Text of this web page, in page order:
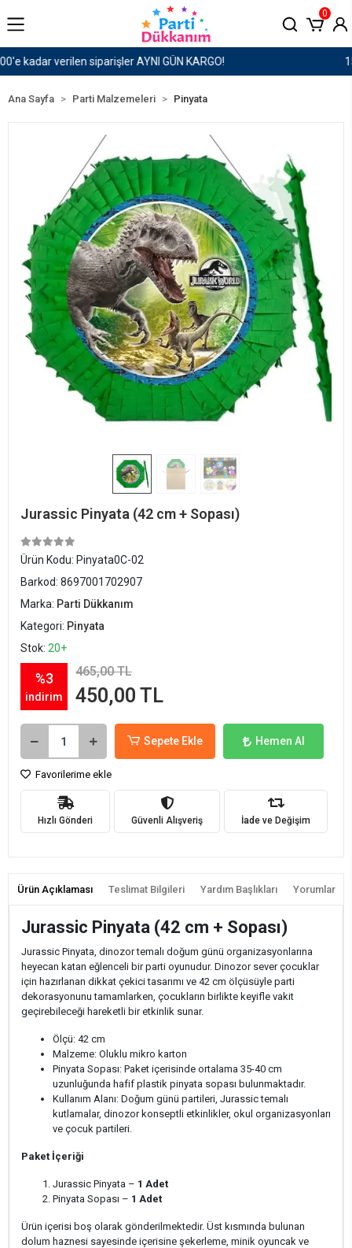
1500 TL ve Üzeri Kargo Ücretsiz!
0
Ana Sayfa Parti Malzemeleri Pinyata
Jurassic Pinyata (42 cm + Sopası)
Ürün Kodu: Pinyata0C-02
Barkod: 8697001702907
Marka: Parti Dükkanım
Kategori: Pinyata
Stok: 20+
%3
indirim
465,00 TL
450,00 TL
Sepete Ekle Hemen Al
Favorilerime ekle
Hızlı Gönderi Güvenli Alışveriş İade ve Değişim
Ürün Açıklaması Teslimat Bilgileri Yardım Başlıkları Yorumlar
Jurassic Pinyata (42 cm + Sopası)
Jurassic Pinyata, dinozor temalı doğum günü organizasyonlarına
heyecan katan eğlenceli bir parti oyunudur. Dinozor sever çocuklar
için hazırlanan dikkat çekici tasarımı ve 42 cm ölçüsüyle parti
dekorasyonunu tamamlarken, çocukların birlikte keyifle vakit
geçirebileceği hareketli bir etkinlik sunar.
Ölçü: 42 cm
Malzeme: Oluklu mikro karton
Pinyata Sopası: Paket içerisinde ortalama 35-40 cm
uzunluğunda hafif plastik pinyata sopası bulunmaktadır.
Kullanım Alanı: Doğum günü partileri, Jurassic temalı
kutlamalar, dinozor konseptli etkinlikler, okul organizasyonları
ve çocuk partileri.
Paket İçeriği
Jurassic Pinyata – 1 Adet
Pinyata Sopası – 1 Adet
Ürün içerisi boş olarak gönderilmektedir. Üst kısmında bulunan
dolum haznesi sayesinde içerisine şekerleme, minik oyuncak ve